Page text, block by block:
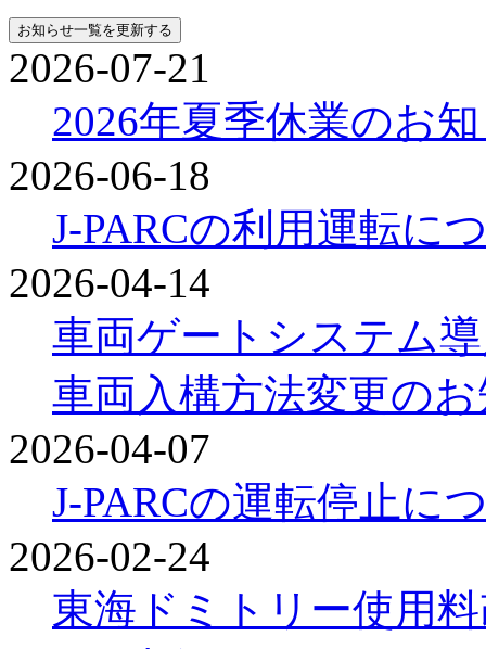
2026-07-21
2026年夏季休業のお
2026-06-18
J-PARCの利用運転に
2026-04-14
車両ゲートシステム
車両入構方法変更の
2026-04-07
J-PARCの運転停止に
2026-02-24
東海ドミトリー使用